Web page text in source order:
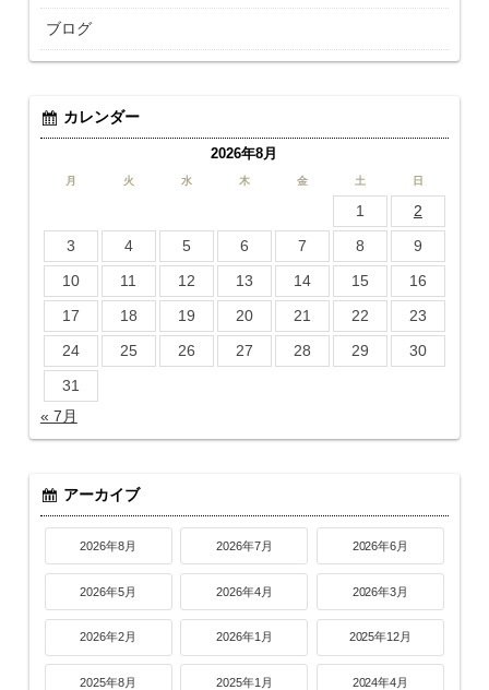
ブログ
カレンダー
2026年8月
月 火 水 木 金 土 日
1
2
3
4 5 6 7 8
9
10
11 12 13 14 15
16
17
18 19 20 21 22
23
24
25 26 27 28 29
30
31
« 7月
アーカイブ
2026年8月 2026年7月 2026年6月
2026年5月 2026年4月 2026年3月
2026年2月 2026年1月 2025年12月
2025年8月 2025年1月 2024年4月